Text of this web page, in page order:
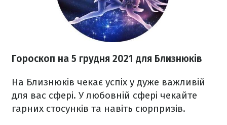
Гороскоп на 5 грудня 2021 для Близнюків
На Близнюків чекає успіх у дуже важливій
для вас сфері. У любовній сфері чекайте
гарних стосунків та навіть сюрпризів.